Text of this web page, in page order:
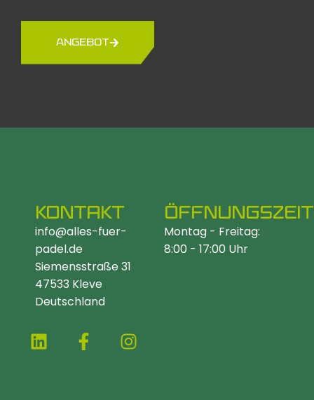
ANGEBOT
KONTAKT
info@alles-fuer-
padel.de
Siemensstraße 31
47533 Kleve
Deutschland
Montag - Freitag:
8:00 - 17:00 Uhr